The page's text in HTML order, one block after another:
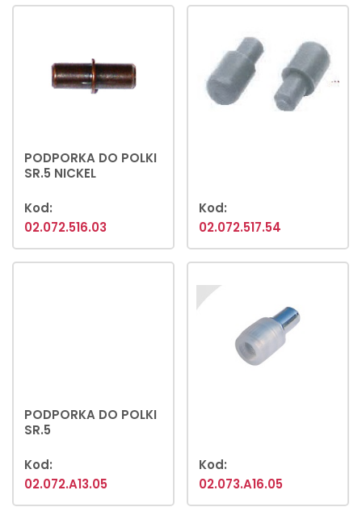
PODPORKA DO POLKI
SR.5 NICKEL
Kod:
02.072.516.03
Kod:
02.072.517.54
PODPORKA DO POLKI
SR.5
Kod:
02.072.A13.05
Kod:
02.073.A16.05